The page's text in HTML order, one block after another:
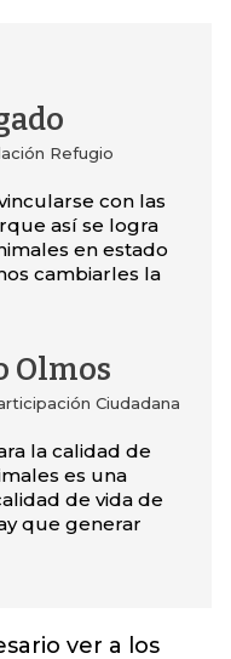
Refugio
con las
así se logra
en estado
cambiarles la
Olmos
Ciudadana
la calidad de
es una
de vida de
que generar
ver a los